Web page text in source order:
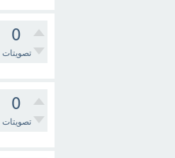
0
تصويتات
0
تصويتات